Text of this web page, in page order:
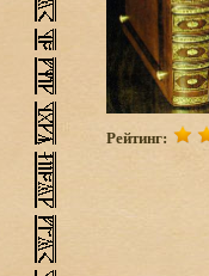
Рейтинг: